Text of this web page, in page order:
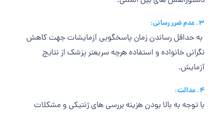
٣. عدم ضرر رسانی:
به حداقل رساندن زمان پاسخگويی آزمايشات جهت كاهش
نگرانی خانواده و استفاده هرچه سريعتر پزشك از نتايج
آزمايش.
۴. عدالت:
با توجه به بالا بودن هزينه بررسی های ژنتيكی و مشكلات